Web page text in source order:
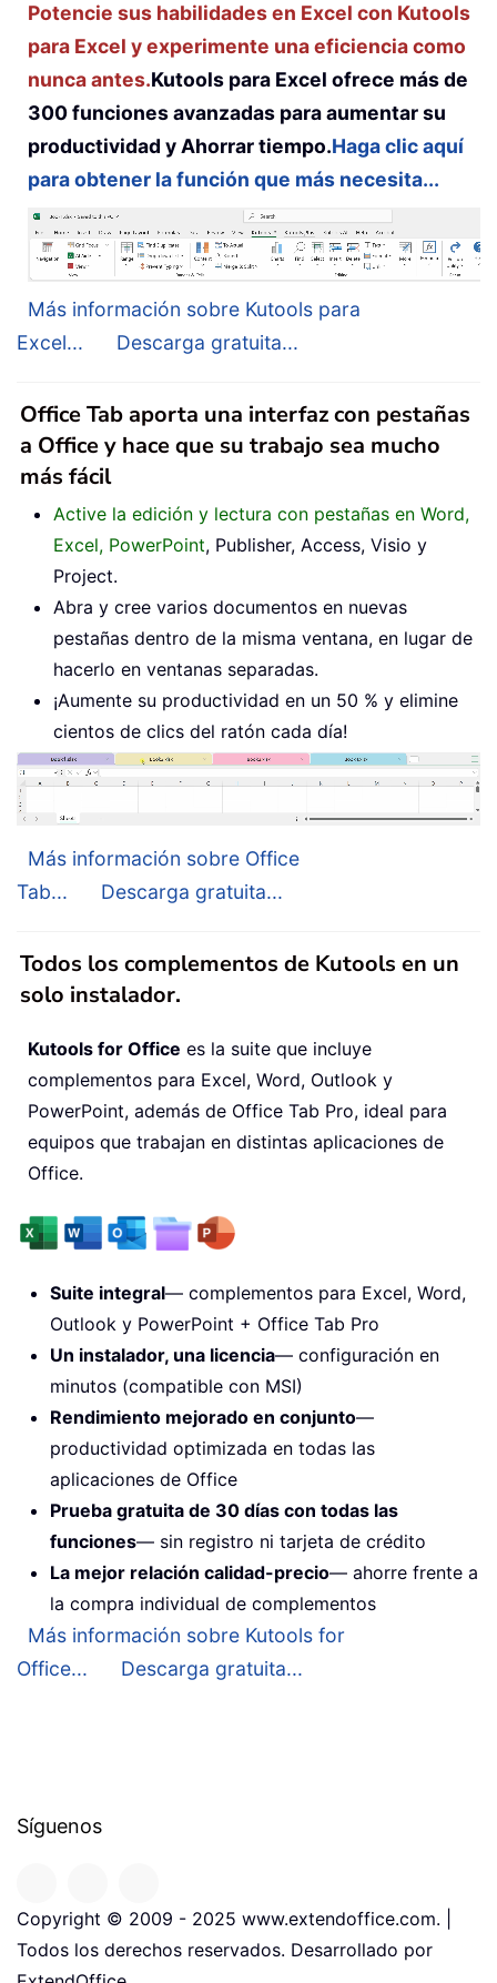
Potencie sus habilidades en Excel con Kutools
para Excel y experimente una eficiencia como
nunca antes.Kutools para Excel ofrece más de
300 funciones avanzadas para aumentar su
productividad y Ahorrar tiempo.Haga clic aquí
para obtener la función que más necesita...
Más información sobre Kutools para
Excel...
Descarga gratuita...
Office Tab aporta una interfaz con pestañas
a Office y hace que su trabajo sea mucho
más fácil
Active la edición y lectura con pestañas en Word,
Excel, PowerPoint, Publisher, Access, Visio y
Project.
Abra y cree varios documentos en nuevas
pestañas dentro de la misma ventana, en lugar de
hacerlo en ventanas separadas.
¡Aumente su productividad en un 50 % y elimine
cientos de clics del ratón cada día!
Más información sobre Office
Tab...
Descarga gratuita...
Todos los complementos de Kutools en un
solo instalador.
Kutools for Office es la suite que incluye
complementos para Excel, Word, Outlook y
PowerPoint, además de Office Tab Pro, ideal para
equipos que trabajan en distintas aplicaciones de
Office.
Suite integral— complementos para Excel, Word,
Outlook y PowerPoint + Office Tab Pro
Un instalador, una licencia— configuración en
minutos (compatible con MSI)
Rendimiento mejorado en conjunto—
productividad optimizada en todas las
aplicaciones de Office
Prueba gratuita de 30 días con todas las
funciones— sin registro ni tarjeta de crédito
La mejor relación calidad-precio— ahorre frente a
la compra individual de complementos
Más información sobre Kutools for
Office...
Descarga gratuita...
Síguenos
Copyright © 2009 - 2025 www.extendoffice.com. |
Todos los derechos reservados. Desarrollado por